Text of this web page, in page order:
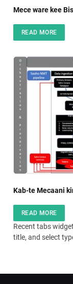
Mece ware kee
READ MORE
Kab-te Mecaani
READ MORE
Recent tabs
title, and select